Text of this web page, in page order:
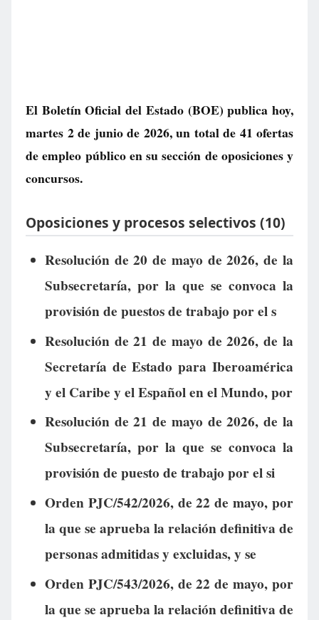
El Boletín Oficial del Estado (BOE) publica hoy,
martes 2 de junio de 2026, un total de 41 ofertas
de empleo públicoen su sección de oposiciones y
concursos.
Oposiciones y procesos selectivos (10)
Resolución de 20 de mayo de 2026, de la
Subsecretaría, por la que se convoca la
provisión de puestos de trabajo por el s
Resolución de 21 de mayo de 2026, de la
Secretaría de Estado para Iberoamérica
y el Caribe y el Español en el Mundo, por
Resolución de 21 de mayo de 2026, de la
Subsecretaría, por la que se convoca la
provisión de puesto de trabajo por el si
Orden PJC/542/2026, de 22 de mayo, por
la que se aprueba la relación definitiva de
personas admitidas y excluidas, y se
Orden PJC/543/2026, de 22 de mayo, por
la que se aprueba la relación definitiva de